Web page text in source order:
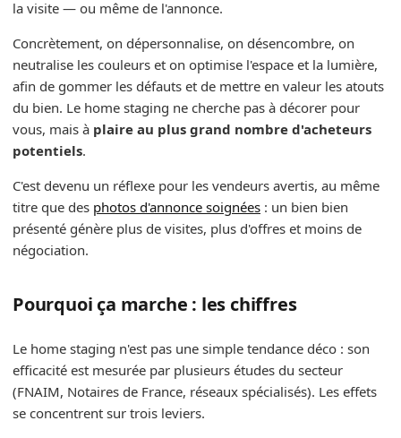
la visite — ou même de l'annonce.
Concrètement, on dépersonnalise, on désencombre, on
neutralise les couleurs et on optimise l'espace et la lumière,
afin de gommer les défauts et de mettre en valeur les atouts
du bien. Le home staging ne cherche pas à décorer pour
vous, mais à plaire au plus grand nombre d'acheteurs
potentiels.
C'est devenu un réflexe pour les vendeurs avertis, au même
titre que des photos d'annonce soignées : un bien bien
présenté génère plus de visites, plus d'offres et moins de
négociation.
Pourquoi ça marche : les chiffres
Le home staging n'est pas une simple tendance déco : son
efficacité est mesurée par plusieurs études du secteur
(FNAIM, Notaires de France, réseaux spécialisés). Les effets
se concentrent sur trois leviers.